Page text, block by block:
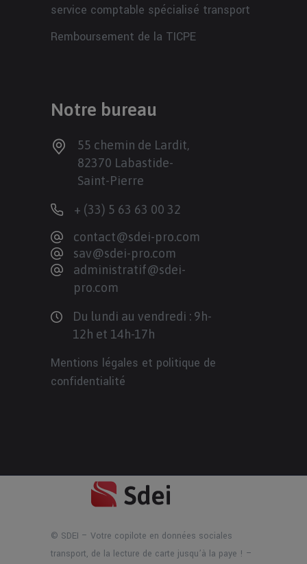
service comptable spécialisé transport
Remboursement de la TICPE
Notre bureau
55 chemin de Lardit,
82370 Labastide-
Saint-Pierre
+ (33) 5 63 63 00 32
contact@sdei-pro.com
sav@sdei-pro.com
administratif@sdei-
pro.com
Du lundi au vendredi : 9h-
12h et 14h-17h
Mentions légales et politique de
confidentialité
© SDEI – Votre copilote en données sociales
transport, de la lecture de carte jusqu’à la paye ! –